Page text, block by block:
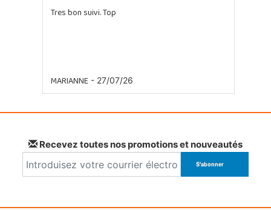
Tres bon suivi. Top
MARIANNE- 27/07/26
Recevez toutes nos promotions et nouveautés